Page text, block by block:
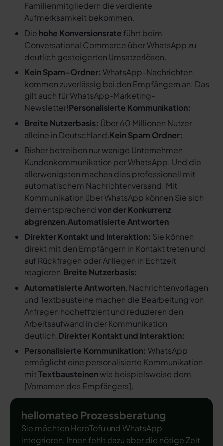
Familienmitgliedern die verdiente
Aufmerksamkeit bekommen.
Die hohe Konversionsrate führt beim
Conversational Commerce über WhatsApp zu
deutlich gesteigerten Umsatzerlösen.
Kein Spam-Ordner: WhatsApp-Nachrichten
kommen zuverlässig bei den Empfängern an. Das
gilt auch für WhatsApp-Marketing-
Newsletter!Personalisierte Kommunikation:
Breite Nutzerbasis: Über 60 Millionen Nutzer
alleine in Deutschland.Kein Spam Ordner:
Bisher betreiben nur wenige Unternehmen
Kundenkommunikation per WhatsApp. Und die
allerwenigsten machen dies professionell mit
automatischem Nachrichtenversand. Mit
Kommunikation über WhatsApp können Sie sich
dementsprechendvon der Konkurrenz
abgrenzen.Automatisierte Antworten
Direkter Kontakt und Interaktion: Sie können
direkt mit den Empfängern in Kontakt treten und
auf Rückfragen oder Anliegen in Echtzeit
reagieren.Breite Nutzerbasis:
Automatisierte Antworten, Nachrichtenvorlagen
und Textbausteine machen die Bearbeitung von
Anfragen hocheffizient und reduzieren den
Arbeitsaufwand in der Kommunikation
deutlich.Direkter Kontakt und Interaktion:
Personalisierte Kommunikation: WhatsApp
ermöglicht eine personalisierte Kommunikation
mitTextbausteinenwie beispielsweise dem
[Vornamen des Empfängers].
hellomateo Prozessberatung
Sie möchten HeroTofu und WhatsApp
integrieren, Ihnen fehlt dazu aber die nötige Zeit